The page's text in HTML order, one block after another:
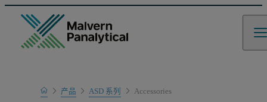
Home产品
产品系列
ASD 系列 Accessories